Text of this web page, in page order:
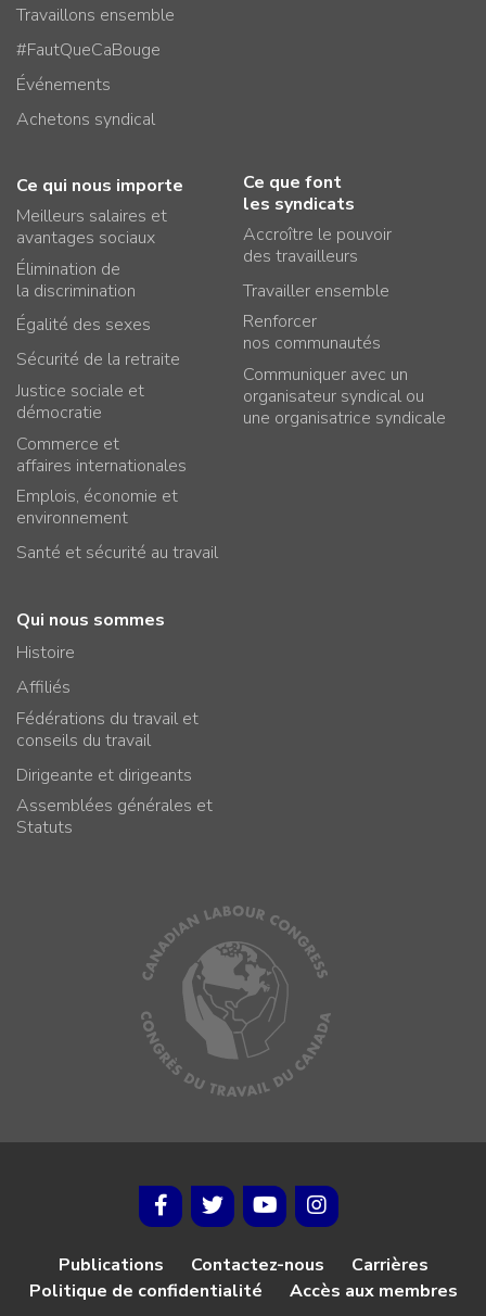
Travaillons ensemble
#FautQueCaBouge
Événements
Achetons syndical
Ce qui nous importe
Meilleurs salaires et
avantages sociaux
Élimination de
la discrimination
Égalité des sexes
Sécurité de la retraite
Justice sociale et
démocratie
Commerce et
affaires internationales
Emplois, économie et
environnement
Santé et sécurité au travail
Ce que font
les syndicats
Accroître le pouvoir
des travailleurs
Travailler ensemble
Renforcer
nos communautés
Communiquer avec un
organisateur syndical ou
une organisatrice syndicale
Qui nous sommes
Histoire
Affiliés
Fédérations du travail et
conseils du travail
Dirigeante et dirigeants
Assemblées générales et
Statuts
Publications Contactez-nous
Carrières
Politique de confidentialité
Accès aux membres